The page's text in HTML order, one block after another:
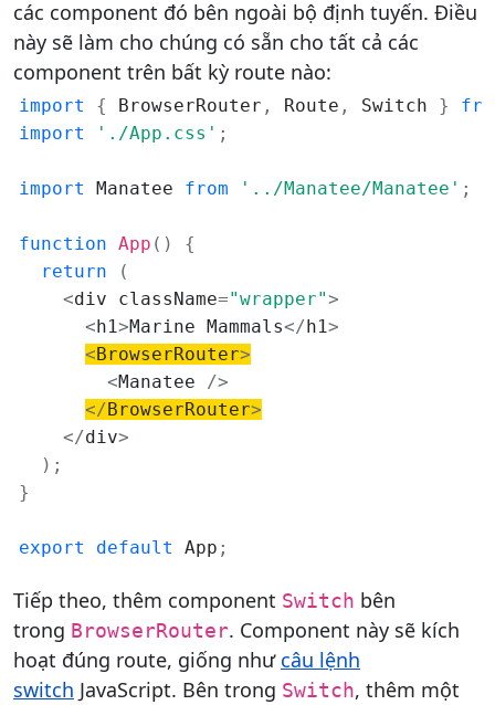
các component đó bên ngoài bộ định tuyến. Điều
này sẽ làm cho chúng có sẵn cho tất cả các
component trên bất kỳ route nào:
import { BrowserRouter , Route , Switch }
import
'./App.css' ;
import Manatee from '../Manatee/Manatee' ;
function App ( )
{
return
(
<div className="wrapper">
< h1>Marine Mammals</ h1>
< BrowserRouter>
<Manatee />
</ BrowserRouter>
</div>
) ;
}
export default App ;
Tiếp theo, thêm component Switch bên
trong BrowserRouter. Component này sẽ kích
hoạt đúng route, giống như câu lệnh
switch JavaScript. Bên trong Switch, thêm một